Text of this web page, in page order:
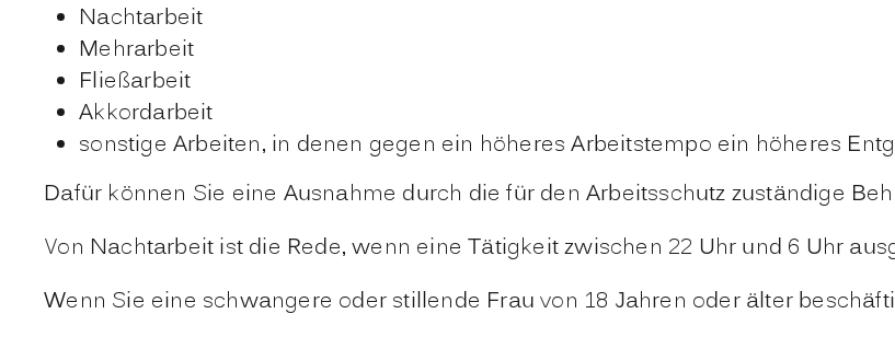
Nachtarbeit
Mehrarbeit
Fließarbeit
Akkordarbeit
sonstige Arbeiten, in denen gegen ein höheres Arbeitstempo ein höheres
Dafür können Sie eine Ausnahme durch die für den Arbeitsschutz zuständige
Von Nachtarbeit ist die Rede, wenn eine Tätigkeit zwischen 22 Uhr und 6 Uhr
Wenn Sie eine schwangere oder stillende Frau von 18 Jahren oder älter